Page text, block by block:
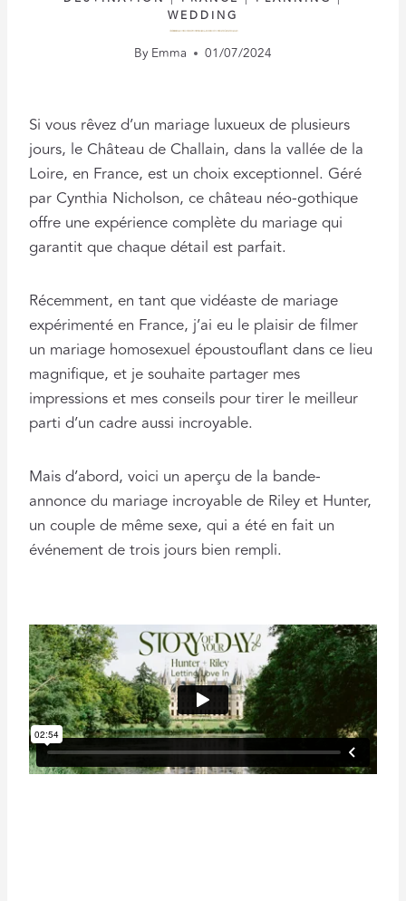
WEDDING
CÉLÉBRER L’AMOUR : CONSEILS POUR UN MARIAGE DE TROIS JOURS AU CHÂTEAU CHALLAIN
ByEmma 01/07/2024
Si vous rêvez d’un mariage luxueux de plusieurs
jours, le Château de Challain, dans la vallée de la
Loire, en France, est un choix exceptionnel. Géré
par Cynthia Nicholson, ce château néo-gothique
offre une expérience complète du mariage qui
garantit que chaque détail est parfait.
Récemment, en tant que vidéaste de mariage
expérimenté en France, j’ai eu le plaisir de filmer
un mariage homosexuel époustouflant dans ce lieu
magnifique, et je souhaite partager mes
impressions et mes conseils pour tirer le meilleur
parti d’un cadre aussi incroyable.
Mais d’abord, voici un aperçu de la bande-
annonce du mariage incroyable de Riley et Hunter,
un couple de même sexe, qui a été en fait un
événement de trois jours bien rempli.